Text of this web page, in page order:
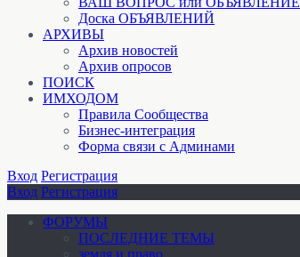
Доска ОБЪЯВЛЕНИЙ
АРХИВЫ
Архив новостей
Архив опросов
ПОИСК
ИМХОДОМ
Правила Сообщества
Бизнес-интеграция
Форма связи с Админами
Вход Регистрация
Вход Регистрация
ФОРУМЫ
ПОСЛЕДНИЕ ТЕМЫ
земля и право